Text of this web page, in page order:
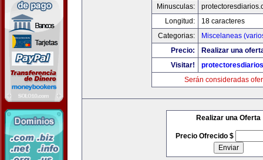
Minusculas:
Longitud:
18 caracteres
Categorias:
Miscelaneas
Precio:
Realizar una
Visitar!
Serán consideradas
Realizar una Oferta
Precio Ofrecido $